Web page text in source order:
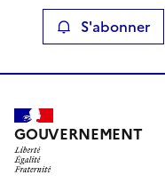
S'abonner
GOUVERNEMENT